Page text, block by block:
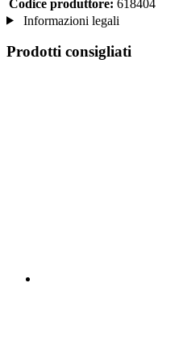
Codice produttore: 618404
Informazioni legali
Prodotti consigliati